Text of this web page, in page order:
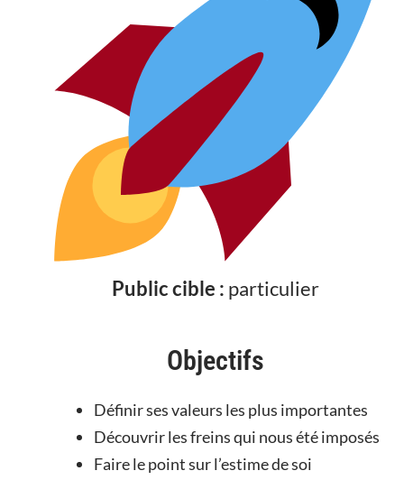
Public cible : particulier
Objectifs
Définir ses valeurs les plus importantes
Découvrir les freins qui nous été imposés
Faire le point sur l’estime de soi